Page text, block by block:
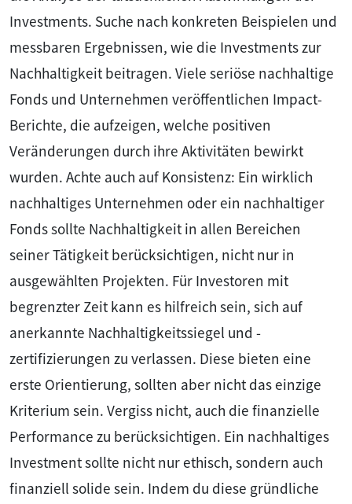
Investments. Suche nach konkreten Beispielen und
messbaren Ergebnissen, wie die Investments zur
Nachhaltigkeit beitragen. Viele seriöse nachhaltige
Fonds und Unternehmen veröffentlichen Impact-
Berichte, die aufzeigen, welche positiven
Veränderungen durch ihre Aktivitäten bewirkt
wurden. Achte auch auf Konsistenz: Ein wirklich
nachhaltiges Unternehmen oder ein nachhaltiger
Fonds sollte Nachhaltigkeit in allen Bereichen
seiner Tätigkeit berücksichtigen, nicht nur in
ausgewählten Projekten. Für Investoren mit
begrenzter Zeit kann es hilfreich sein, sich auf
anerkannte Nachhaltigkeitssiegel und -
zertifizierungen zu verlassen. Diese bieten eine
erste Orientierung, sollten aber nicht das einzige
Kriterium sein. Vergiss nicht, auch die finanzielle
Performance zu berücksichtigen. Ein nachhaltiges
Investment sollte nicht nur ethisch, sondern auch
finanziell solide sein. Indem du diese gründliche